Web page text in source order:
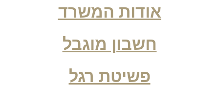
אודות המשרד
חשבון מוגבל
פשיטת רגל